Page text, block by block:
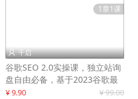
1章1课
 千启
谷歌SEO 2.0实操课，独立站询
盘自由必备，基于2023谷歌最
新算法录制
¥ 9.90 ¥ 99.00